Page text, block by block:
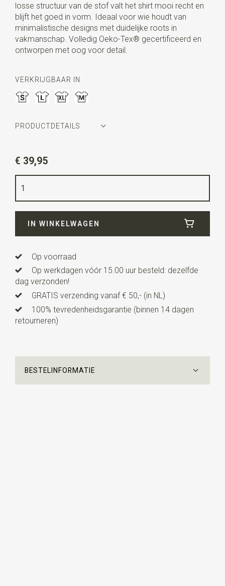
losse structuur van de stof valt het shirt mooi recht en
blijft het goed in vorm. Ideaal voor wie houdt van
minimalistische designs met duidelijke roots in
vakmanschap. Volledig Oeko-Tex® gecertificeerd en
ontworpen met oog voor detail.
VERKRIJGBAAR IN
PRODUCTDETAILS
wit
Kwaliteit
Uitvoeringmaat **S**
€ 39,95
IN WINKELWAGEN
Op voorraad
Op werkdagen vóór 15.00 uur besteld: dezelfde
dag verzonden!
GRATIS verzending vanaf € 50,- (in NL)
100% tevredenheidsgarantie (binnen 14 dagen
retourneren)
BESTELINFORMATIE